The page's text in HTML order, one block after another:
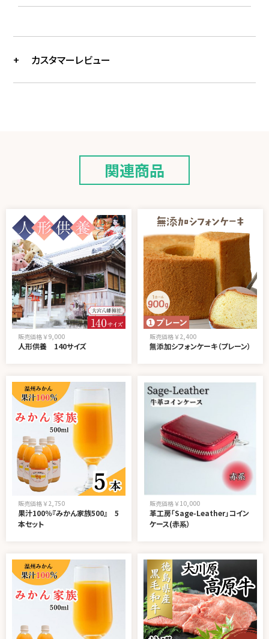
カスタマーレビュー
関連商品
人形供養 140サイズ
販売価格 ￥9,000
無添加シフォンケーキ（プレーン）
販売価格 ￥2,400
果汁100％『みかん家族500』 5
本セット
販売価格 ￥2,750
革工房「Sage-Leather」コイン
ケース(赤系）
販売価格 ￥10,000